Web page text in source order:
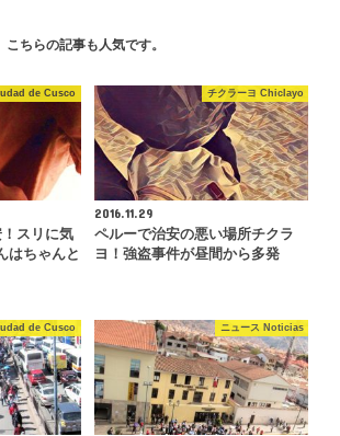
こちらの記事も人気です。
de Cusco
スリに気
はちゃんと
チクラーヨ Chiclayo
2016.11.29
ペルーで治安の悪い場所チクラ
ヨ！強盗事件が昼間から多発
de Cusco ニュース Noticias